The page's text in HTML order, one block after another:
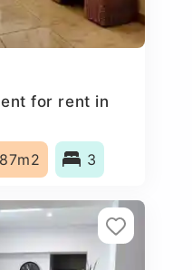
for rent in
87m2 3